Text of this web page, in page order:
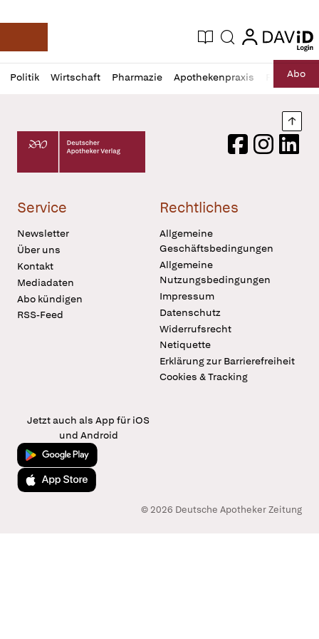
Deutsche Apotheker Zeitung
Aktuelle Ausgabe
Suche login
login
Politik Wirtschaft Pharmazie Apothekenpraxis RechtAbo
Profil
öffnen
Daz
Pur
Deutscher Apotheker Verlag Logo
FacebookInstagram
Service
Newsletter
Über uns
Kontakt
Mediadaten
Abo kündigen
RSS-Feed
Rechtliches
Allgemeine
Geschäftsbedingungen
Allgemeine
Nutzungsbedingungen
Impressum
Datenschutz
Widerrufsrecht
Netiquette
Erklärung zur Barrierefreiheit
Cookies & Tracking
Jetzt auch als App für iOS
und Android
Jetzt bei Google Play
Laden im App Store
© 2026 Deutsche Apotheker Zeitung